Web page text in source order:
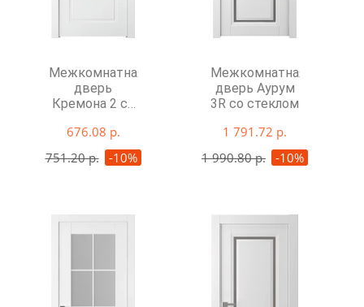
Межкомнатная
дверь
Кремона 2 со
676.08 р.
751.20 р.
-10%
Межкомнатная
дверь Аурум
3R со стеклом
1 791.72 р.
1 990.80 р. -10%